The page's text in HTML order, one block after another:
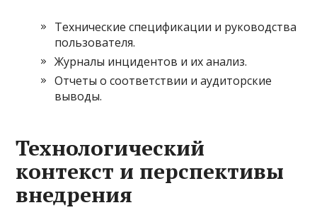
Технические спецификации и руководства
пользователя.
Журналы инцидентов и их анализ.
Отчеты о соответствии и аудиторские
выводы.
Технологический
контекст и перспективы
внедрения